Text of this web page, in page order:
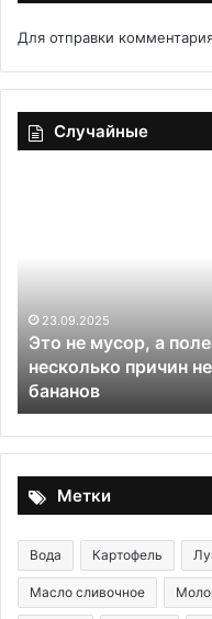
Для отправки
Случайные
хозяйстве
вещь:
несколько
причин
не
выкидывать
кожуру
от
бананов
23.09.2025
Это не мусор, а
несколько причин
бананов
Метки
Вода Картофель
Масло сливочное